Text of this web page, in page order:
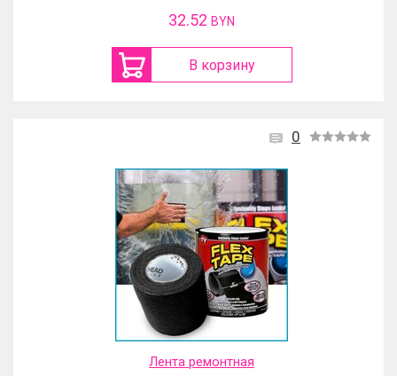
32.52 BYN
В корзину
0
Лента ремонтная